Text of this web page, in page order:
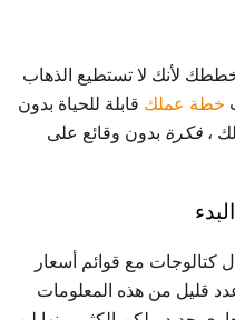
لأنك لا تستطيع الذهاب
خطة عملك قابلة للحياة بدون
، فكرة بدون وقائع على
كتالوجات مع قوائم أسعار
قليل من هذه المعلومات